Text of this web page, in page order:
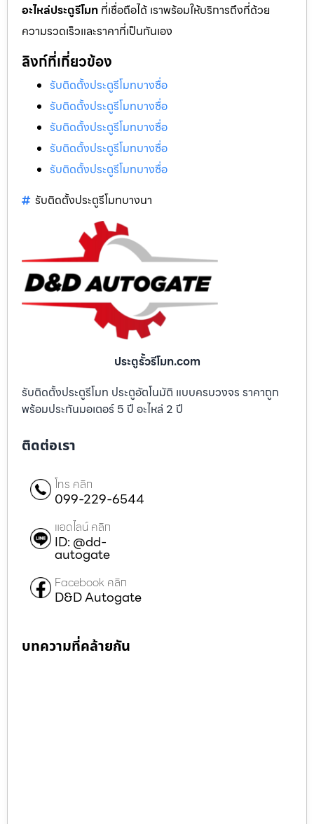
อะไหล่ประตูรีโมท ที่เชื่อถือได้ เราพร้อมให้บริการถึงที่ด้วย
ความรวดเร็วและราคาที่เป็นกันเอง
ลิงก์ที่เกี่ยวข้อง
รับติดตั้งประตูรีโมทบางซื่อ
รับติดตั้งประตูรีโมทบางซื่อ
รับติดตั้งประตูรีโมทบางซื่อ
รับติดตั้งประตูรีโมทบางซื่อ
รับติดตั้งประตูรีโมทบางซื่อ
รับติดตั้งประตูรีโมทบางนา
ประตูรั้วรีโมท.com
รับติดตั้งประตูรีโมท ประตูอัตโนมัติ แบบครบวงจร ราคาถูก
พร้อมประกันมอเตอร์ 5 ปี อะไหล่ 2 ปี
ติดต่อเรา
โทร คลิก
099-229-6544
แอดไลน์ คลิก
ID: @dd-
autogate
Facebook คลิก
D&D Autogate
บทความที่คล้ายกัน